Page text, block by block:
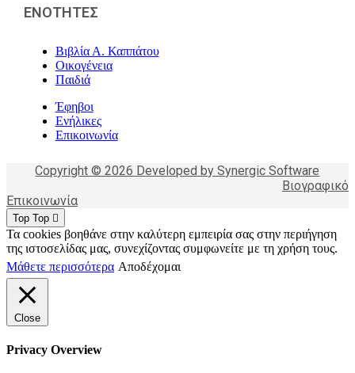
ΕΝΟΤΗΤΕΣ
Βιβλία Α. Καππάτου
Οικογένεια
Παιδιά
Έφηβοι
Ενήλικες
Επικοινωνία
Copyright © 2026 Developed by Synergic Software
Βιογραφικό
Επικοινωνία
Top Top
Τα cookies βοηθάνε στην καλύτερη εμπειρία σας στην περιήγηση
της ιστοσελίδας μας, συνεχίζοντας συμφωνείτε με τη χρήση τους.
Μάθετε περισσότερα Αποδέχομαι
Close
Privacy Overview